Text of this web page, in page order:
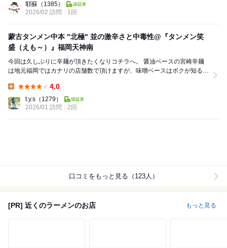
耶蘇 （1385）
2026/02 訪問
1回
蒙古タンメン中本 "北極" 並の激辛さと中毒性@『タンメン笑
盛（えも～）』福岡天神南
今回は久しぶりに辛麺が頂きたくなりコチラへ。 醤油ベースの宮崎辛麺
は地元福岡ではカナリの店舗数で頂けますが、味噌ベースはボクが知る限
4.0
t.y.s （1279）
2026/01 訪問
2回
口コミをもっと見る（123人）
[PR] 近くのラーメンのお店 もっと見る